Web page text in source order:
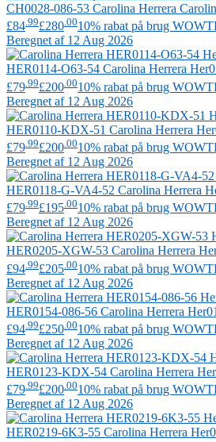
CH0028-086-53 Carolina Herrera
£84 .99£280 .0010% rabat på brug
Beregnet af 12 Aug 2026
HER0114-O63-54 Carolina Herrera
£79 .99£200 .0010% rabat på brug
Beregnet af 12 Aug 2026
HER0110-KDX-51 Carolina Herrera
£79 .99£200 .0010% rabat på brug
Beregnet af 12 Aug 2026
HER0118-G-VA4-52 Carolina Herrera
£79 .99£195 .0010% rabat på brug
Beregnet af 12 Aug 2026
HER0205-XGW-53 Carolina Herrera
£94 .99£205 .0010% rabat på brug
Beregnet af 12 Aug 2026
HER0154-086-56 Carolina Herrera
£94 .99£250 .0010% rabat på brug
Beregnet af 12 Aug 2026
HER0123-KDX-54 Carolina Herrera
£79 .99£200 .0010% rabat på brug
Beregnet af 12 Aug 2026
HER0219-6K3-55 Carolina Herrera